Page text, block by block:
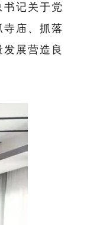
记关于党
庙、抓落
发展营造良